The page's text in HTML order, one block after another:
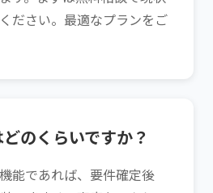
ださい。最適なプランをご
のくらいですか？
能であれば、要件確定後